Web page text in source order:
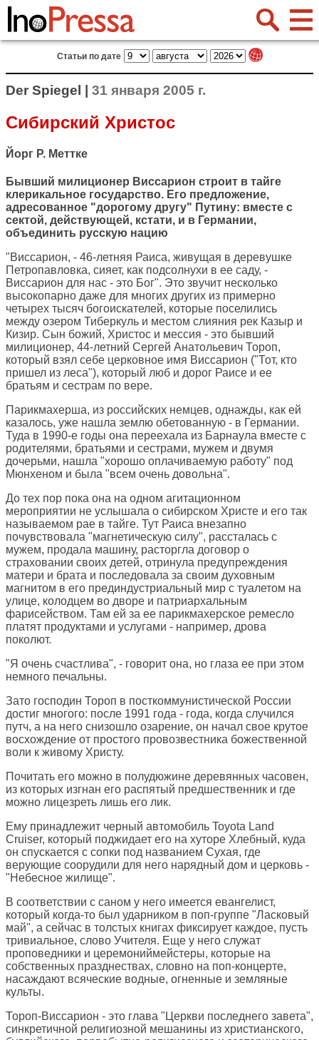
Статьи по дате
Der Spiegel | 31 января 2005 г.
Сибирский Христос
Йорг Р. Меттке
Бывший милиционер Виссарион строит в тайге
клерикальное государство. Его предложение,
адресованное "дорогому другу" Путину: вместе с
сектой, действующей, кстати, и в Германии,
объединить русскую нацию
"Виссарион, - 46-летняя Раиса, живущая в деревушке
Петропавловка, сияет, как подсолнухи в ее саду, -
Виссарион для нас - это Бог". Это звучит несколько
высокопарно даже для многих других из примерно
четырех тысяч богоискателей, которые поселились
между озером Тиберкуль и местом слияния рек Казыр и
Кизир. Сын божий, Христос и мессия - это бывший
милиционер, 44-летний Сергей Анатольевич Тороп,
который взял себе церковное имя Виссарион ("Тот, кто
пришел из леса"), который люб и дорог Раисе и ее
братьям и сестрам по вере.
Парикмахерша, из российских немцев, однажды, как ей
казалось, уже нашла землю обетованную - в Германии.
Туда в 1990-е годы она переехала из Барнаула вместе с
родителями, братьями и сестрами, мужем и двумя
дочерьми, нашла "хорошо оплачиваемую работу" под
Мюнхеном и была "всем очень довольна".
До тех пор пока она на одном агитационном
мероприятии не услышала о сибирском Христе и его так
называемом рае в тайге. Тут Раиса внезапно
почувствовала "магнетическую силу", рассталась с
мужем, продала машину, расторгла договор о
страховании своих детей, отринула предупреждения
матери и брата и последовала за своим духовным
магнитом в его прединдустриальный мир с туалетом на
улице, колодцем во дворе и патриархальным
фарисейством. Там ей за ее парикмахерское ремесло
платят продуктами и услугами - например, дрова
поколют.
"Я очень счастлива", - говорит она, но глаза ее при этом
немного печальны.
Зато господин Тороп в посткоммунистической России
достиг многого: после 1991 года - года, когда случился
путч, а на него снизошло озарение, он начал свое крутое
восхождение от простого провозвестника божественной
воли к живому Христу.
Почитать его можно в полудюжине деревянных часовен,
из которых изгнан его распятый предшественник и где
можно лицезреть лишь его лик.
Ему принадлежит черный автомобиль Toyota Land
Cruiser, который поджидает его на хуторе Хлебный, куда
он спускается с сопки под названием Сухая, где
верующие соорудили для него нарядный дом и церковь -
"Небесное жилище".
В соответствии с саном у него имеется евангелист,
который когда-то был ударником в поп-группе "Ласковый
май", а сейчас в толстых книгах фиксирует каждое, пусть
тривиальное, слово Учителя. Еще у него служат
проповедники и церемониймейстеры, которые на
собственных празднествах, словно на поп-концерте,
насаждают всяческие водные, огненные и земляные
культы.
Тороп-Виссарион - это глава "Церкви последнего завета",
синкретичной религиозной мешанины из христианского,